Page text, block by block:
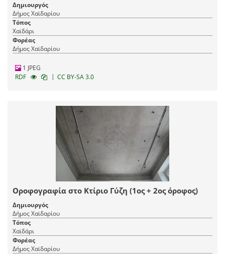
Δημιουργός
Δήμος Χαϊδαρίου
Τόπος
Χαϊδάρι
Φορέας
Δήμος Χαϊδαρίου
1 JPEG
RDF
| CC BY-SA 3.0
Οροφογραφία στο Κτίριο Γύζη (1ος + 2ος όροφος)
Δημιουργός
Δήμος Χαϊδαρίου
Τόπος
Χαϊδάρι
Φορέας
Δήμος Χαϊδαρίου